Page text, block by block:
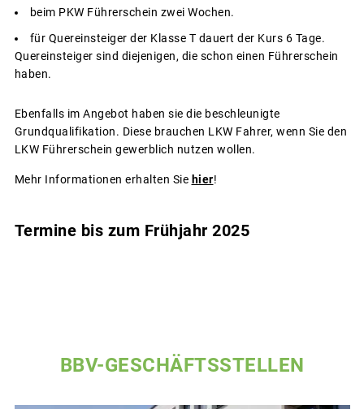
beim PKW Führerschein zwei Wochen.
für Quereinsteiger der Klasse T dauert der Kurs 6 Tage.
Quereinsteiger sind diejenigen, die schon einen Führerschein
haben.
Ebenfalls im Angebot haben sie die beschleunigte
Grundqualifikation. Diese brauchen LKW Fahrer, wenn Sie den
LKW Führerschein gewerblich nutzen wollen.
Mehr Informationen erhalten Sie hier!
Termine bis zum Frühjahr 2025
BBV-GESCHÄFTSSTELLEN